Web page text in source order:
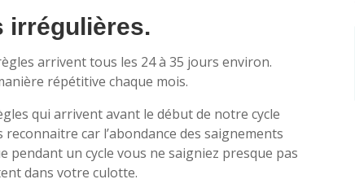
irrégulières.
arrivent tous les 24 à 35 jours environ.
répétitive chaque mois.
qui arrivent avant le début de notre cycle
car l’abondance des saignements
pendant un cycle vous ne saigniez presque pas
dans votre culotte.